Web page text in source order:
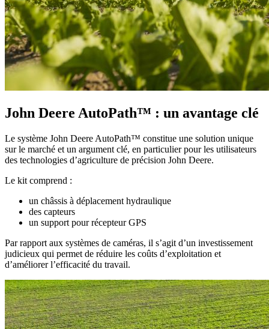
John Deere AutoPath™ : un avantage clé
Le système John Deere AutoPath™ constitue une solution unique
sur le marché et un argument clé, en particulier pour les utilisateurs
des technologies d’agriculture de précision John Deere.
Le kit comprend :
un châssis à déplacement hydraulique
des capteurs
un support pour récepteur GPS
Par rapport aux systèmes de caméras, il s’agit d’un investissement
judicieux qui permet de réduire les coûts d’exploitation et
d’améliorer l’efficacité du travail.